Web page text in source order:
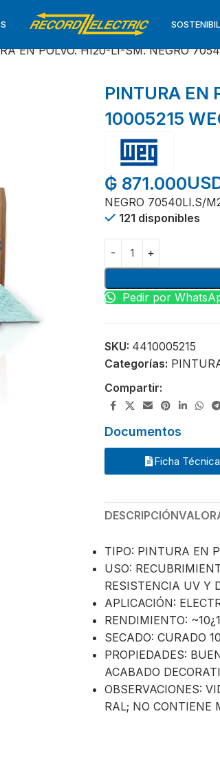
EN POLVO. HI20-LI-SM. NEGRO
PINTURA EN
10005215
₲ 871.000
NEGRO 70540LI.S/
121 disponibles
Pedir por
SKU: 4410005215
Categorías:
Compartir:
Documentos
Ficha Técnica
DESCRIPCIÓN
TIPO: PINTURA EN
USO:
RESISTENCIA UV Y
APLICACIÓN:
RENDIMIENTO:
SECADO: CURADO
PROPIEDADES:
ACABADO
OBSERVACIONES:
RAL; NO CONTIENE